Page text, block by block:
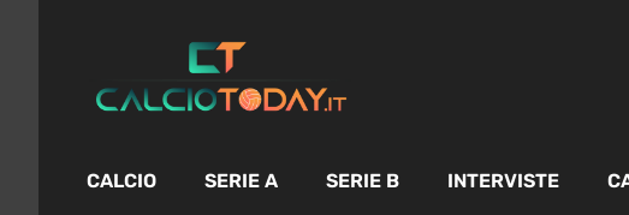
contenuto
CALCIO SERIE A SERIE B INTERVISTE